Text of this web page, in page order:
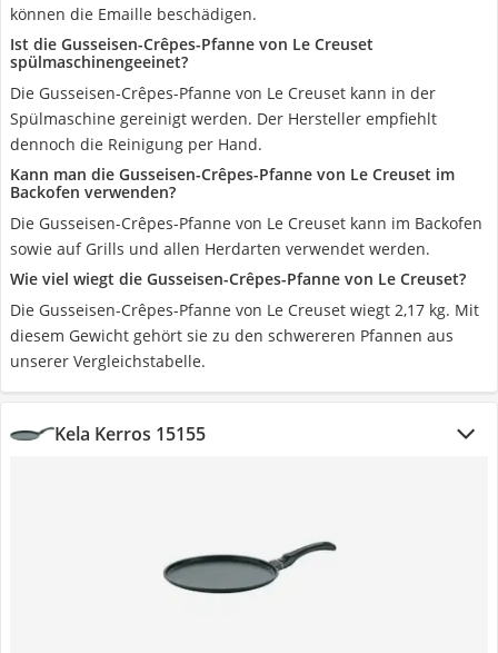
können die Emaille beschädigen.
Ist die Gusseisen-Crêpes-Pfanne von Le Creuset
spülmaschinengeeinet?
Die Gusseisen-Crêpes-Pfanne von Le Creuset kann in der
Spülmaschine gereinigt werden. Der Hersteller empfiehlt
dennoch die Reinigung per Hand.
Kann man die Gusseisen-Crêpes-Pfanne von Le Creuset im
Backofen verwenden?
Die Gusseisen-Crêpes-Pfanne von Le Creuset kann im Backofen
sowie auf Grills und allen Herdarten verwendet werden.
Wie viel wiegt die Gusseisen-Crêpes-Pfanne von Le Creuset?
Die Gusseisen-Crêpes-Pfanne von Le Creuset wiegt 2,17 kg. Mit
diesem Gewicht gehört sie zu den schwereren Pfannen aus
unserer Vergleichstabelle.
Kela Kerros 15155